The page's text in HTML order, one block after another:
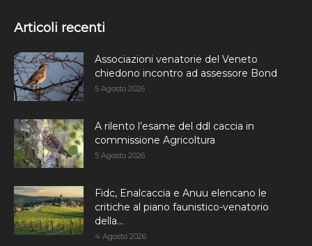
Articoli recenti
Associazioni venatorie del Veneto
chiedono incontro ad assessore Bond
5 Agosto 2026
A rilento l’esame del ddl caccia in
commissione Agricoltura
5 Agosto 2026
Fidc, Enalcaccia e Anuu elencano le
critiche al piano faunistico-venatorio
della...
4 Agosto 2026